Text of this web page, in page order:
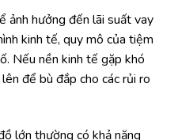
ảnh hưởng đến lãi suất vay
kinh tế, quy mô của tiệm
Nếu nền kinh tế gặp khó
để bù đắp cho các rủi ro
lớn thường có khả năng